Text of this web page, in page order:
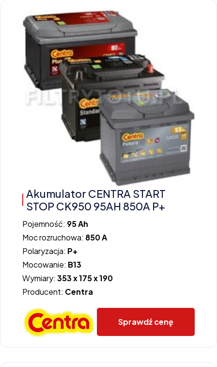
Akumulator CENTRA START
STOP CK950 95AH 850A P+
Pojemność: 95 Ah
Moc rozruchowa: 850 A
Polaryzacja: P+
Mocowanie: B13
Wymiary: 353 x 175 x 190
Producent: Centra
Sprawdź cenę